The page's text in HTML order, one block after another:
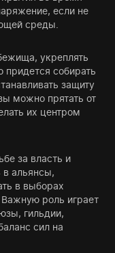
если не
среды.
укреплять
придется собирать
защиту
можно прятать от
их центром
за власть и
в альянсы,
в выборах
роль играет
гильдии,
сил на